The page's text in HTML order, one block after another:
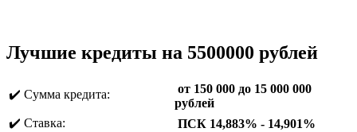
Лучшие кредиты на 5500000 рублей
✔️ Сумма кредита:
от 150 000 до 15 000 000
рублей
✔️ Ставка:
ПСК 14,883% - 14,901%